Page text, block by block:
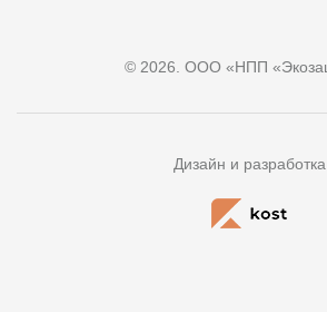
© 2026. ООО «НПП
Дизайн и разработка